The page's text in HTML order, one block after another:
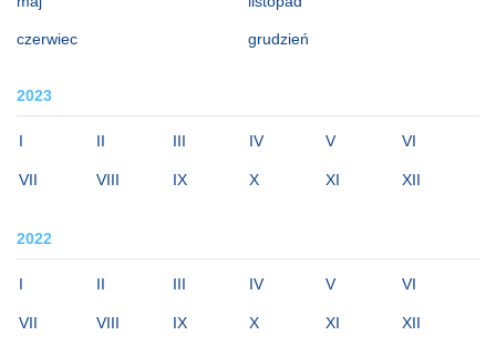
czerwiec grudzień
2023
I II III IV V VI
VII VIII IX X XI XII
2022
I II III IV V VI
VII VIII IX X XI XII